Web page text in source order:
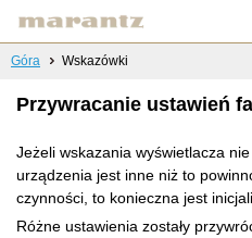
Góra Wskazówki
Przywracanie ustawień
Jeżeli wskazania wyświetlacza
urządzenia jest inne niż to
czynności, to konieczna jest
Różne ustawienia zostały